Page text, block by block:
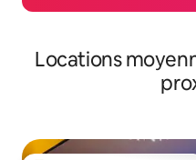
Locations